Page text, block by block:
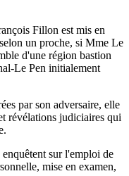
Fillon est mis en
un proche, si Mme Le
d'une région bastion
Le Pen initialement
par son adversaire, elle
révélations judiciaires qui
sur l'emploi de
mise en examen,